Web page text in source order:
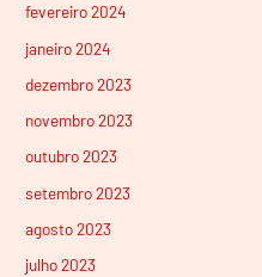
fevereiro 2024
janeiro 2024
dezembro 2023
novembro 2023
outubro 2023
setembro 2023
agosto 2023
julho 2023